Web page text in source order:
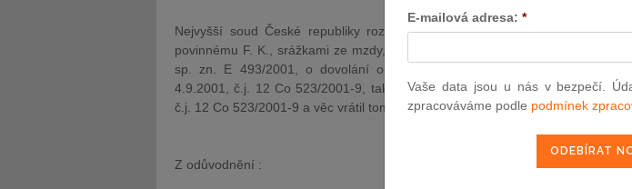
Nejvyšší soud České republiky rozhodl ve věci výkonu rozhodnutí
povinnému F. K., srážkami ze mzdy, pro 1.000,- Kč, vedené u Okresního
sp. zn. E 493/2001, o dovolání oprávněného proti usnesení Krajského
4.9.2001, č.j. 12 Co 523/2001-9, tak, že zrušil usnesení Krajského soudu v
č.j. 12 Co 523/2001-9 a věc vrátil tomuto soudu k dalšímu řízení.
Z odůvodnění :
E-mailová adresa: *
Vaše data jsou u nás v bezpečí.
zpracováváme podle podmínek